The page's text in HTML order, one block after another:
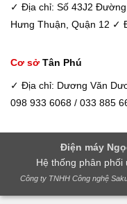
✓ Địa chỉ: Số 43J2
Hưng Thuận, Quận 12 ✓
Cơ sở Tân Phú
✓ Địa chỉ: Dương Văn
098 933 6068 / 033 885
Điện máy
Hệ thống phân
Công ty TNHH Công nghệ